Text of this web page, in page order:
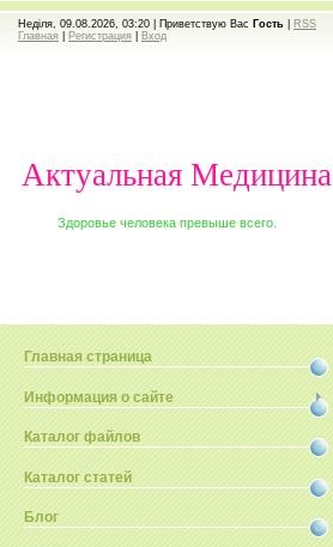
Неділя, 09.08.2026, 03:20 | Приветствую Вас Гость
RSS
Главная
Регистрация Вход
Актуальная Медицина
Здоровье человека превыше всего.
Главная страница
Информация о сайте
Каталог файлов
Каталог статей
Блог